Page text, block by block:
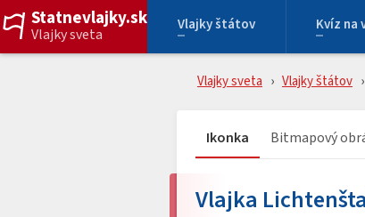
Statnevlajky.sk
Vlajky sveta
Vlajky štátov Kvíz na
Vlajky sveta Vlajky štátov
Ikonka Bitmapový
Vlajka